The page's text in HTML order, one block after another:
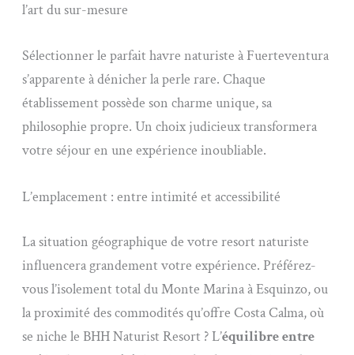
l’art du sur-mesure
Sélectionner le parfait havre naturiste à Fuerteventura
s’apparente à dénicher la perle rare. Chaque
établissement possède son charme unique, sa
philosophie propre. Un choix judicieux transformera
votre séjour en une expérience inoubliable.
L’emplacement : entre intimité et accessibilité
La situation géographique de votre resort naturiste
influencera grandement votre expérience. Préférez-
vous l’isolement total du Monte Marina à Esquinzo, ou
la proximité des commodités qu’offre Costa Calma, où
se niche le BHH Naturist Resort ? L’équilibre entre